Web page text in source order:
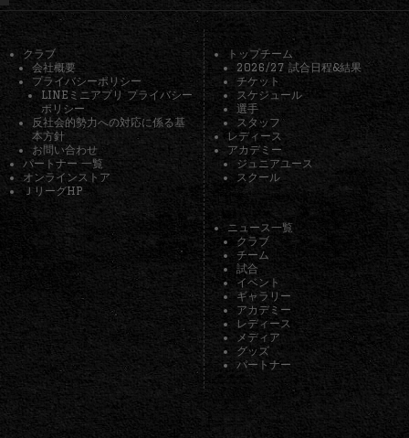
クラブ
会社概要
プライバシーポリシー
LINEミニアプリ プライバシー
ポリシー
反社会的勢力への対応に係る基
本方針
お問い合わせ
パートナー 一覧
オンラインストア
ＪリーグHP
トップチーム
2026/27 試合日程&結果
チケット
スケジュール
選手
スタッフ
レディース
アカデミー
ジュニアユース
スクール
ニュース一覧
クラブ
チーム
試合
イベント
ギャラリー
アカデミー
レディース
メディア
グッズ
パートナー